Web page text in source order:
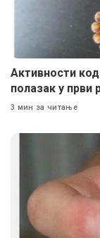
Активности
полазак у први
3 мин за читање